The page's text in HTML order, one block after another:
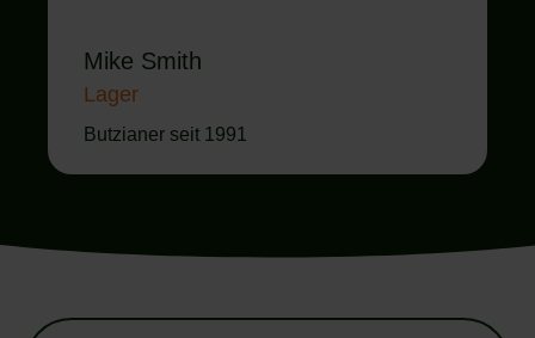
Mike Smith
Lager
Butzianer seit 1991